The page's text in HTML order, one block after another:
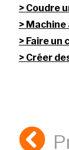
Coudre
Faire un
Créer